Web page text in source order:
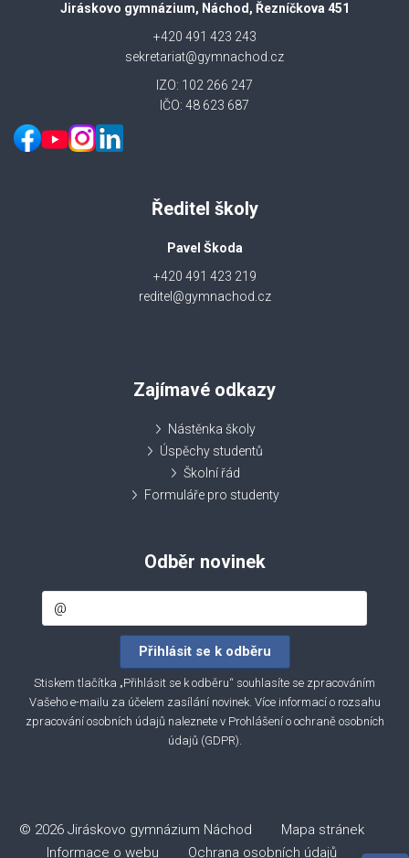
Jiráskovo gymnázium, Náchod, Řezníčkova 451
+420 491 423 243
sekretariat@gymnachod.cz
IZO: 102 266 247
IČO: 48 623 687
Ředitel školy
Pavel Škoda
+420 491 423 219
reditel@gymnachod.cz
Zajímavé odkazy
Nástěnka školy
Úspěchy studentů
Školní řád
Formuláře pro studenty
Odběr novinek
Stiskem tlačítka „Přihlásit se k odběru“ souhlasíte se zpracováním
Vašeho e-mailu za účelem zasílání novinek. Více informací o rozsahu
zpracování osobních údajů naleznete v Prohlášení o ochraně osobních
údajů (GDPR).
© 2026 Jiráskovo gymnázium Náchod Mapa stránek
Informace o webu
Ochrana osobních údajů